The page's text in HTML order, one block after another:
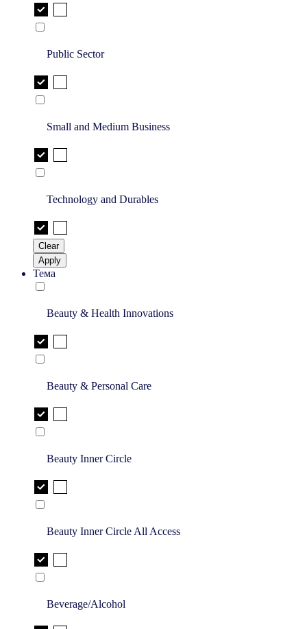
Public Sector
Small and Medium Business
Technology and Durables
Clear
Apply
Тема
Beauty & Health Innovations
Beauty & Personal Care
Beauty Inner Circle
Beauty Inner Circle All Access
Beverage/Alcohol